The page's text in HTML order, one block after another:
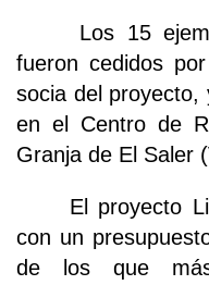
Los 15
fueron cedidos
socia del proyecto,
en el Centro de
Granja de El Saler
El proyecto
con un
de los que